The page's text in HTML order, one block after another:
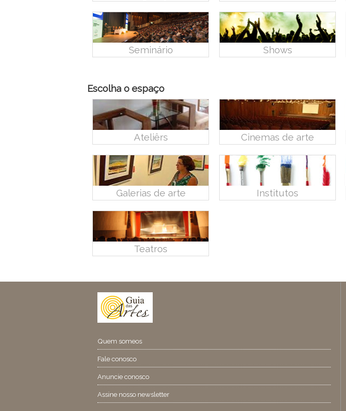
Seminário Shows
Escolha o espaço
Ateliêrs Cinemas de arte
Galerias de arte Institutos
Teatros
Quem someos
Fale conosco
Anuncie conosco
Assine nosso newsletter